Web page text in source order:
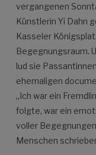
vergangenen
Künstlerin Yi Dahn
Kasseler
Begegnungsraum.
lud sie
ehemaligen
„Ich war ein
folgte, war ein
voller
Menschen